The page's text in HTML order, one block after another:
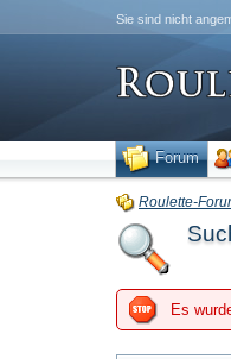
Sie sind nicht
Forum
Roulette-
Es